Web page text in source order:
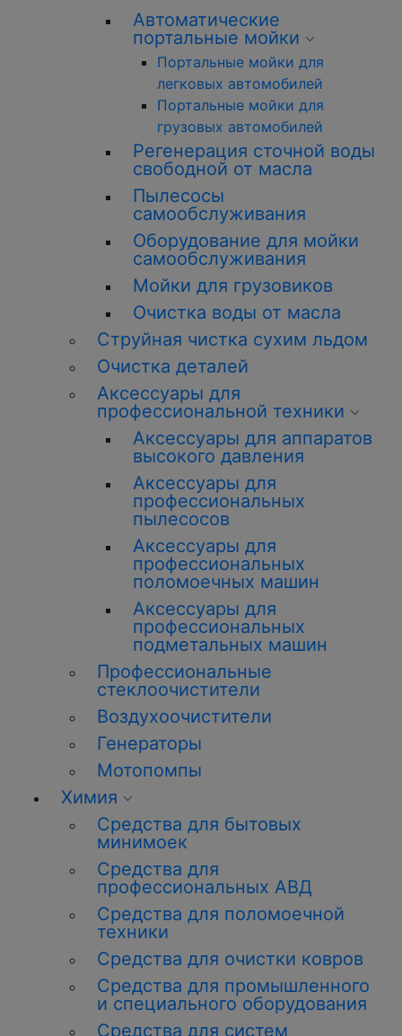
Автоматические
портальные мойки
Портальные мойки для
легковых автомобилей
Портальные мойки для
грузовых автомобилей
Регенерация сточной воды
свободной от масла
Пылесосы
самообслуживания
Оборудование для мойки
самообслуживания
Мойки для грузовиков
Очистка воды от масла
Струйная чистка сухим льдом
Очистка деталей
Аксессуары для
профессиональной техники
Аксессуары для аппаратов
высокого давления
Аксессуары для
профессиональных
пылесосов
Аксессуары для
профессиональных
поломоечных машин
Аксессуары для
профессиональных
подметальных машин
Профессиональные
стеклоочистители
Воздухоочистители
Генераторы
Мотопомпы
Химия
Средства для бытовых
минимоек
Средства для
профессиональных АВД
Средства для поломоечной
техники
Средства для очистки ковров
Средства для промышленного
и специального оборудования
Средства для систем